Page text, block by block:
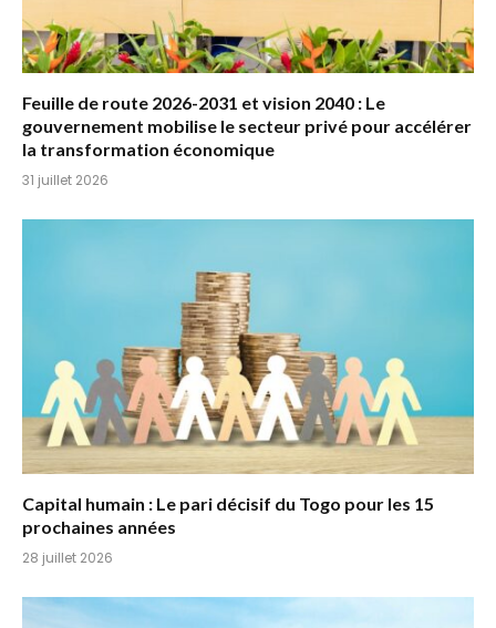
Feuille de route 2026-2031 et vision 2040 : Le
gouvernement mobilise le secteur privé pour accélérer
la transformation économique
31 juillet 2026
Capital humain : Le pari décisif du Togo pour les 15
prochaines années
28 juillet 2026